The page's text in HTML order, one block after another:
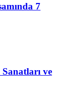
7
ve